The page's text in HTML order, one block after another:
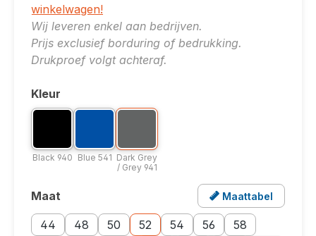
winkelwagen!
Wij leveren enkel aan bedrijven.
Prijs exclusief borduring of bedrukking.
Drukproef volgt achteraf.
Selecteer
Kleur
Kleuroptie: Black 940
Black 940
Kleuroptie: Blue 541
Blue 541
Kleuroptie: Dark Grey / Grey 941
Dark Grey
/ Grey 941
Selecteer
Maat Maattabel
Opent een popup met de maattabel voor dit
44
Maatoptie: 44
48
Maatoptie: 48
50
Maatoptie: 50
52
Maatoptie: 52
54
Maatoptie: 54
56
Maatoptie: 56
58
Maatoptie: 58